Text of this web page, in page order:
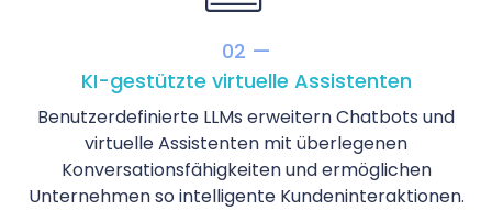
02 —
KI-gestützte virtuelle Assistenten
Benutzerdefinierte LLMs erweitern Chatbots und
virtuelle Assistenten mit überlegenen
Konversationsfähigkeiten und ermöglichen
Unternehmen so intelligente Kundeninteraktionen.